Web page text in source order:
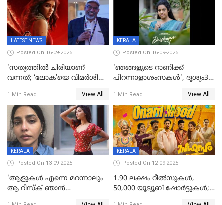
LATEST NEWS
Posted On 16-09-2025
'സത്യത്തിൽ ചിരിയാണ്
വന്നത്; ‘ലോക’യെ വിമർശിച്ച്
1 Min Read View All
KERALA
Posted On 16-09-2025
'ഞങ്ങളുടെ റാണിക്ക്
പിറന്നാളാശംസകൾ', ദൃശ്യം3-
പോസ്റ്റർ പുറത്തുവിട്ടു
1 Min Read View All
KERALA
Posted On 13-09-2025
'ആളുകള്‍ എന്നെ മറന്നാലും
ആ റിസ്ക് ഞാൻ
KERALA
Posted On 12-09-2025
1.90 ലക്ഷം റീല്‍സുകള്‍,
50,000 യൂട്യൂബ് ഷോര്‍ട്ടുകള്‍;